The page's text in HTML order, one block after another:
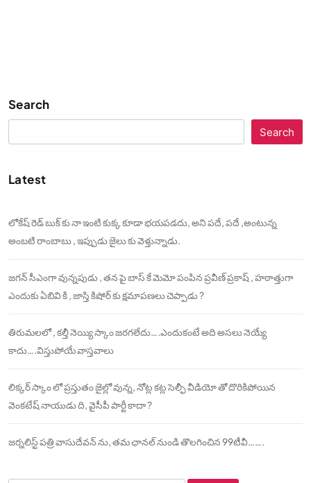
Search
Search
Latest
లోకేష్ రెడ్ బుక్ కు నా ఇంటి కుక్క కూడా భయపడదు, అని పదే, పదే ,అంటున్న
అంబటి రాంబాబు , ఇప్పుడు జైలు కు వెళ్తున్నాడు.
జగన్ సీఎంగా వున్నపుడు , తన పై బాస్ కే మెమో పంపిన ప్రవీణ్ ప్రకాష్ , హఠాత్తుగా
ఎందుకు ఏబివి కి , జాస్తి కిషోర్ కు క్షమాపణలు చెప్పాడు ?
తిరుమలలో , కల్తీ నెయ్యి స్కాం జరగలేదు….ఎందుకంటే అది అసలు నెయ్యే
కాదు….విస్తుపోయే వాస్తవాలు
లిక్కర్ స్కాం లో ప్రస్తుతం జైల్లో వున్న, నోట్ల కట్ల సెల్ఫీ వీడియో తో దొరికిపోయిన
వెంకటేష్ నాయుడు ది, వైసీపీ పార్టీ కాదా ?
జర్నలిస్ట్ పత్రి వాసుదేవన్ ను, తమ ఛానల్ నుండి తొలగించిన 99టీవీ…….